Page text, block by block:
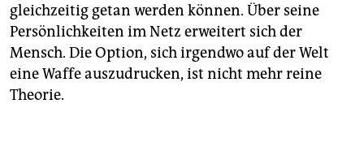
gleichzeitig getan werden können. Über seine
Persönlichkeiten im Netz erweitert sich der
Mensch. Die Option, sich irgendwo auf der Welt
eine Waffe auszudrucken, ist nicht mehr reine
Theorie.